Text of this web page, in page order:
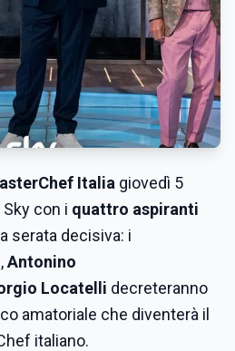
Italia giovedì 5
con i quattro aspiranti
serata decisiva: i
,Antonino
Locatelli decreteranno
amatoriale che diventerà il
italiano.